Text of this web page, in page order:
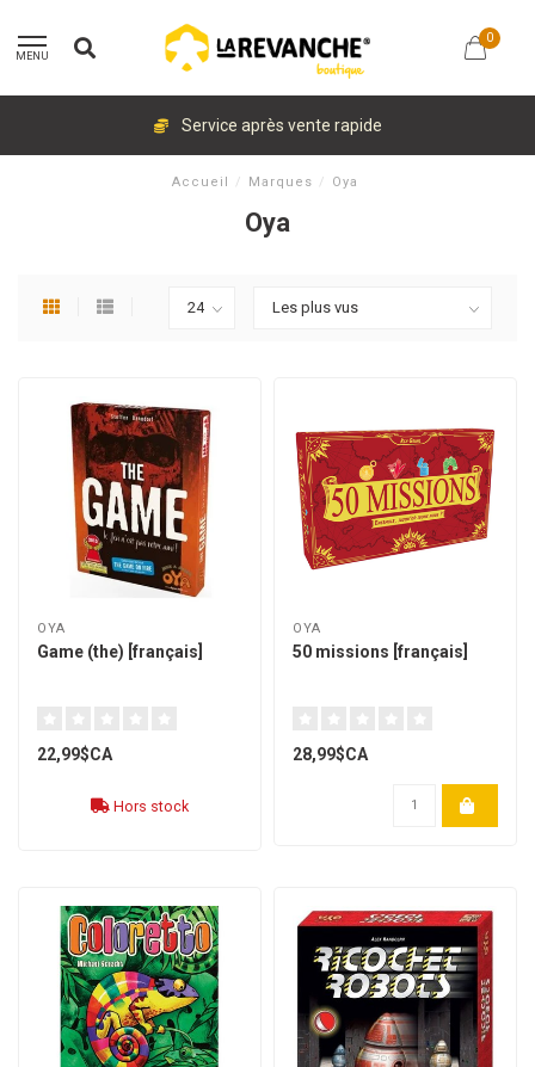
MENU
0
Service après vente rapide
Accueil / Marques / Oya
Oya
OYA
Game (the) [français]
22,99$CA
Hors stock
OYA
50 missions [français]
28,99$CA